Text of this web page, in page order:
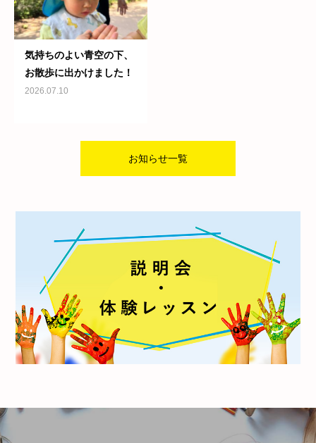
気持ちのよい青空の下、
お散歩に出かけました！
2026.07.10
お知らせ一覧